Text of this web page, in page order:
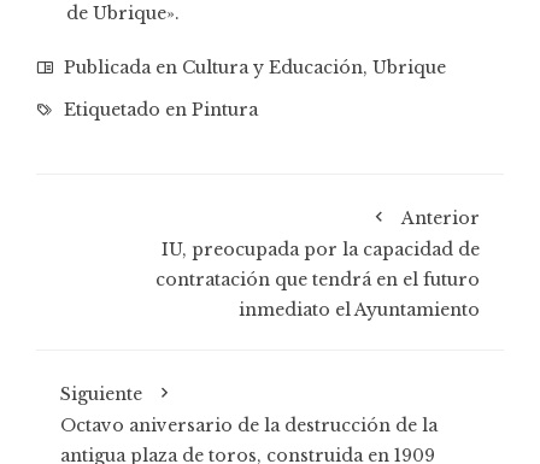
de Ubrique».
Publicada en Cultura y Educación, Ubrique
Etiquetado en Pintura
Anterior
IU, preocupada por la capacidad de
contratación que tendrá en el futuro
inmediato el Ayuntamiento
Siguiente
Octavo aniversario de la destrucción de la
antigua plaza de toros, construida en 1909